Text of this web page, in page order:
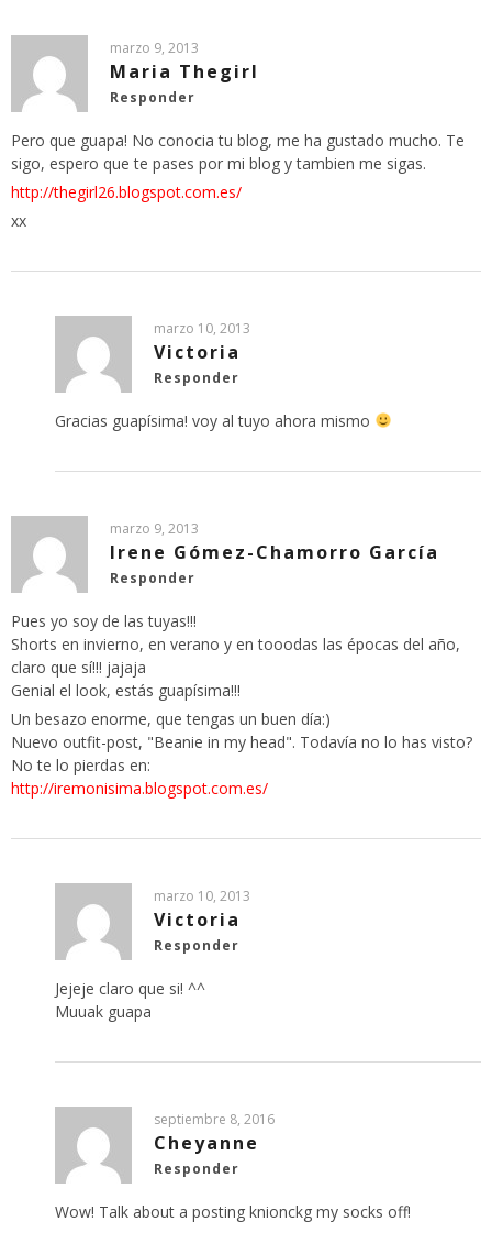
marzo 9, 2013
Maria Thegirl
Responder
Pero que guapa! No conocia tu blog, me ha gustado mucho. Te
sigo, espero que te pases por mi blog y tambien me sigas.
http://thegirl26.blogspot.com.es/
xx
marzo 10, 2013
Victoria
Responder
Gracias guapísima! voy al tuyo ahora mismo
marzo 9, 2013
Irene Gómez-Chamorro García
Responder
Pues yo soy de las tuyas!!!
Shorts en invierno, en verano y en tooodas las épocas del año,
claro que sí!!! jajaja
Genial el look, estás guapísima!!!
Un besazo enorme, que tengas un buen día:)
Nuevo outfit-post, "Beanie in my head". Todavía no lo has visto?
No te lo pierdas en:
http://iremonisima.blogspot.com.es/
marzo 10, 2013
Victoria
Responder
Jejeje claro que si! ^^
Muuak guapa
septiembre 8, 2016
Cheyanne
Responder
Wow! Talk about a posting knionckg my socks off!